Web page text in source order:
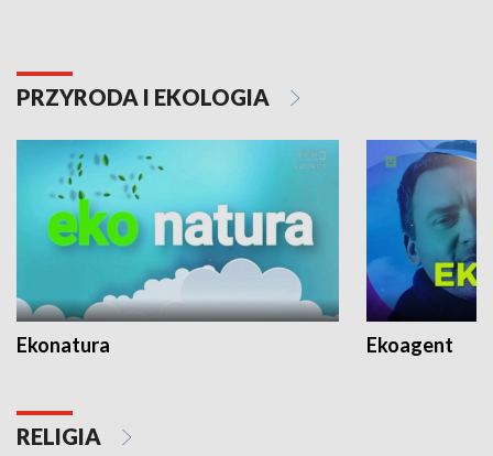
PRZYRODA I EKOLOGIA
Ekonatura Ekoagent
RELIGIA